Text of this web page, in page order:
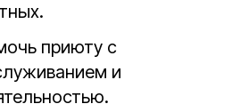
приюту с
и